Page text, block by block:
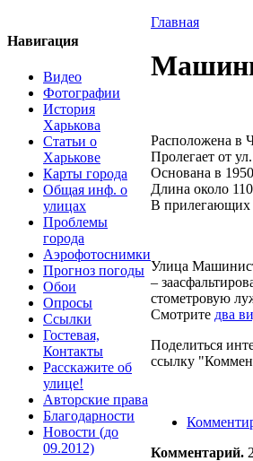
Навигация
Видео
Фотографии
История
Харькова
Статьи о
Харькове
Карты города
Общая инф. о
улицах
Проблемы
города
Аэрофотоснимки
Прогноз погоды
Обои
Опросы
Ссылки
Гостевая,
Контакты
Расскажите об
улице!
Авторские права
Благодарности
Новости (до
09.2012)
Главная
Расположена в
Пролегает от
Основана в
Длина около
В прилегающих
Улица
–
стометровую
Смотрите два
Поделиться
ссылку
Комментарий.